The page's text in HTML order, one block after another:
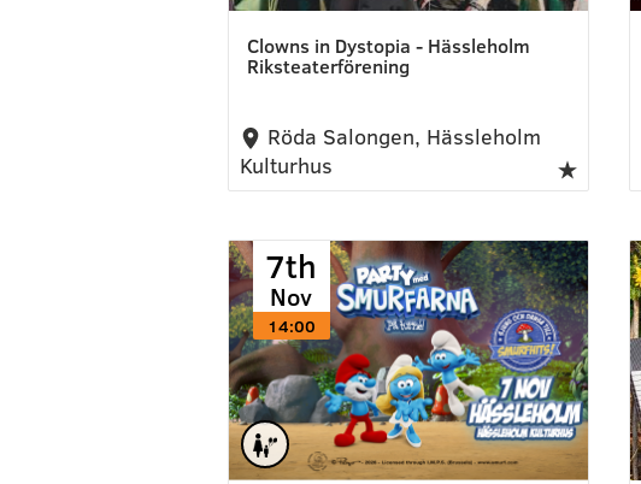
Clowns in Dystopia - Hässleholm
Riksteaterförening
Röda Salongen, Hässleholm
Kulturhus
7th
Nov
14:00